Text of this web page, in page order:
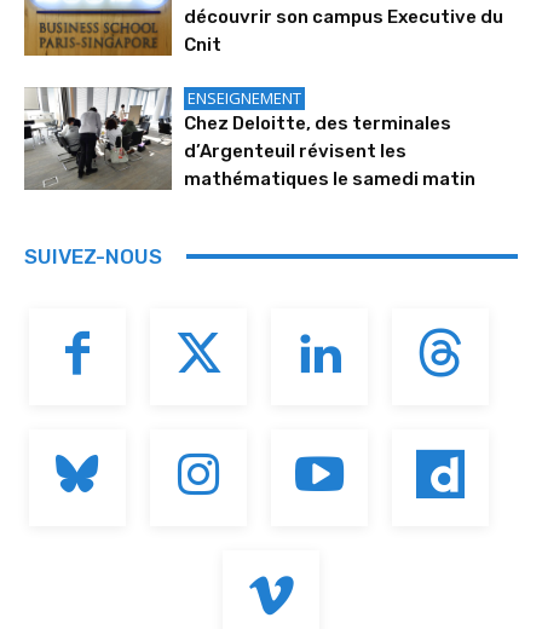
découvrir son campus Executive du
Cnit
ENSEIGNEMENT
Chez Deloitte, des terminales
d’Argenteuil révisent les
mathématiques le samedi matin
SUIVEZ-NOUS